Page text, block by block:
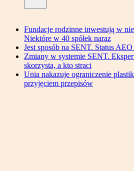
Fundacje rodzinne inwestują w
Niektóre w 40 spółek naraz
Jest sposób na SENT. Status
Zmiany w systemie SENT.
skorzysta, a kto straci
Unia nakazuje ograniczenie
przyjęciem przepisów